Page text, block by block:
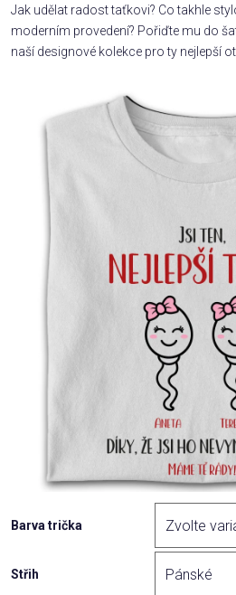
Rodina
/
Láska
zájmy a
Příležitosti
Domácnost
Barva trička
Střih
Jak udělat radost taťkovi? Co takhle
moderním provedení? Pořiďte mu do
naší designové kolekce pro ty nejlepší